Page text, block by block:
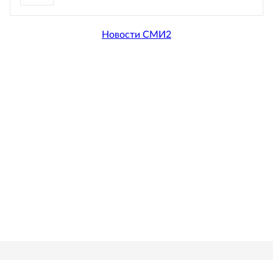
Новости СМИ2